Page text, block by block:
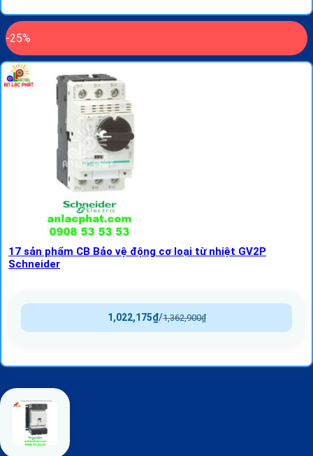
-25%
17 sản phẩm CB Bảo vệ động cơ loại từ nhiệt GV2P
Schneider
1,362,900₫
/
1,022,175₫